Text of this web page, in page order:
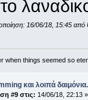
16/06/18, 15:45 από
when things seemed so
και λοιπά
#9 στις: 14/06/18, 22:13 »